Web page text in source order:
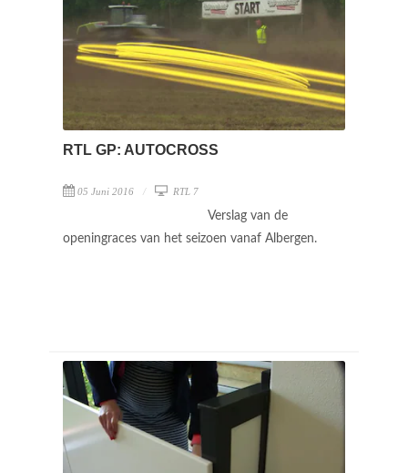
RTL GP: AUTOCROSS
05 Juni 2016 RTL 7
Verslag van de
openingraces van het seizoen vanaf Albergen.